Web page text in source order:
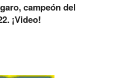
campeón del
¡Video!